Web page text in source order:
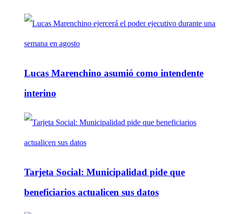
Lucas Marenchino asumió como intendente
interino
Tarjeta Social: Municipalidad pide que
beneficiarios actualicen sus datos